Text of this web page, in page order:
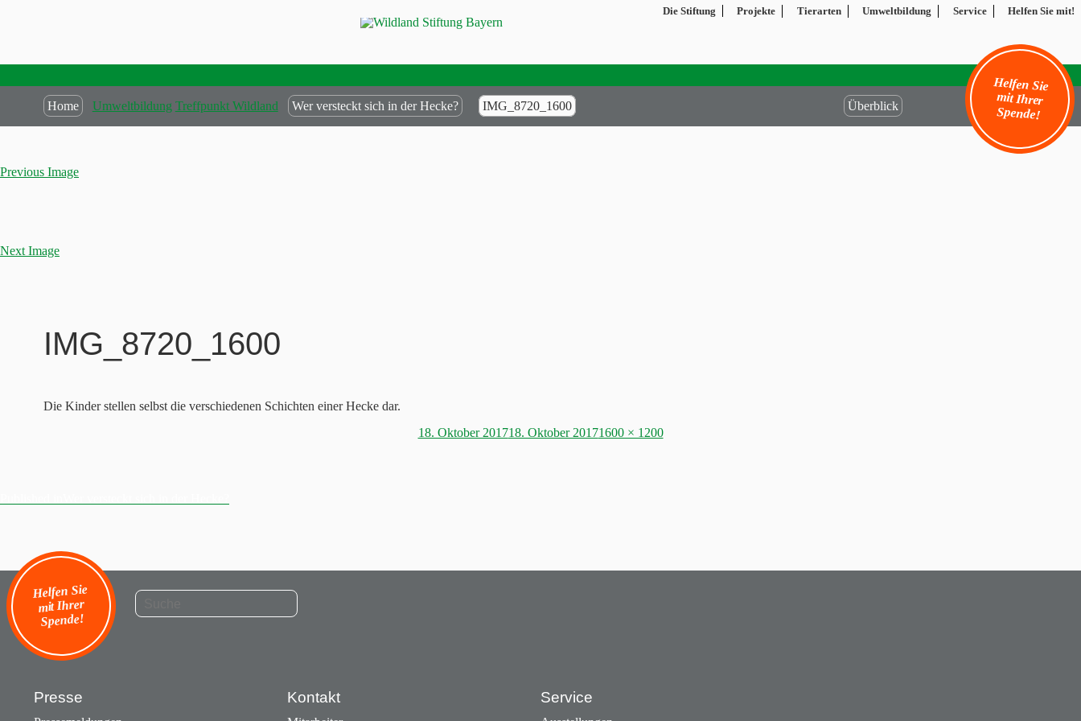
Die Stiftung Projekte Tierarten Umweltbildung Service Helfen Sie mit!
Helfen Sie
mit Ihrer
Spende!
Home Umweltbildung Treffpunkt Wildland Wer versteckt sich in der Hecke? IMG_8720_1600 Überblick
Previous Image
Next Image
IMG_8720_1600
Die Kinder stellen selbst die verschiedenen Schichten einer Hecke dar.
Posted
18. Oktober 201718. Oktober 2017Full
1600 × 1200
Beitragsnavigation
Helfen Sie
mit Ihrer
Spende!
Presse Kontakt Service